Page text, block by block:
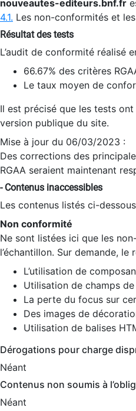
nouveautes-editeurs.bnf.fr
4.1. Les non-conformités et
Résultat des tests
L’audit de conformité réalisé
66.67% des critères
Le taux moyen de
Il est précisé que les tests
version publique du site.
Mise à jour du 06/03/2023 :
Des corrections des
RGAA seraient maintenant
- Contenus inaccessibles
Les contenus listés ci-
Non conformité
Ne sont listées ici que les
l’échantillon. Sur demande,
L’utilisation de
Utilisation de champs
La perte du focus sur
Des images de
Utilisation de balises
Dérogations pour charge
Néant
Contenus non soumis à
Néant